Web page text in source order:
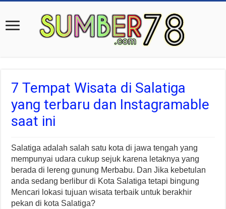
7 Tempat Wisata di Salatiga
yang terbaru dan Instagramable
saat ini
Salatiga adalah salah satu kota di jawa tengah yang
mempunyai udara cukup sejuk karena letaknya yang
berada di lereng gunung Merbabu. Dan Jika kebetulan
anda sedang berlibur di Kota Salatiga tetapi bingung
Mencari lokasi tujuan wisata terbaik untuk berakhir
pekan di kota Salatiga?